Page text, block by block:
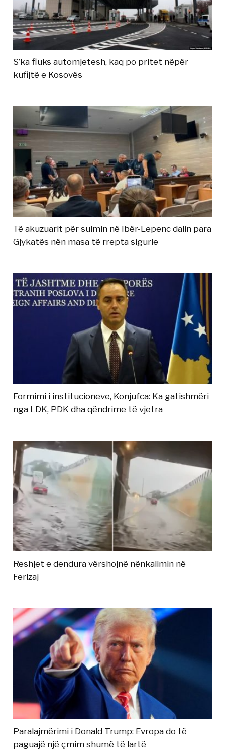
S’ka fluks automjetesh, kaq po pritet nëpër
kufijtë e Kosovës
Të akuzuarit për sulmin në Ibër-Lepenc dalin para
Gjykatës nën masa të rrepta sigurie
Formimi i institucioneve, Konjufca: Ka gatishmëri
nga LDK, PDK dha qëndrime të vjetra
Reshjet e dendura vërshojnë nënkalimin në
Ferizaj
Paralajmërimi i Donald Trump: Evropa do të
paguajë një çmim shumë të lartë